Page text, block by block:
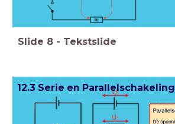
Slide 8 - Tekstslide
12.3 Serie en Parallelschakeling